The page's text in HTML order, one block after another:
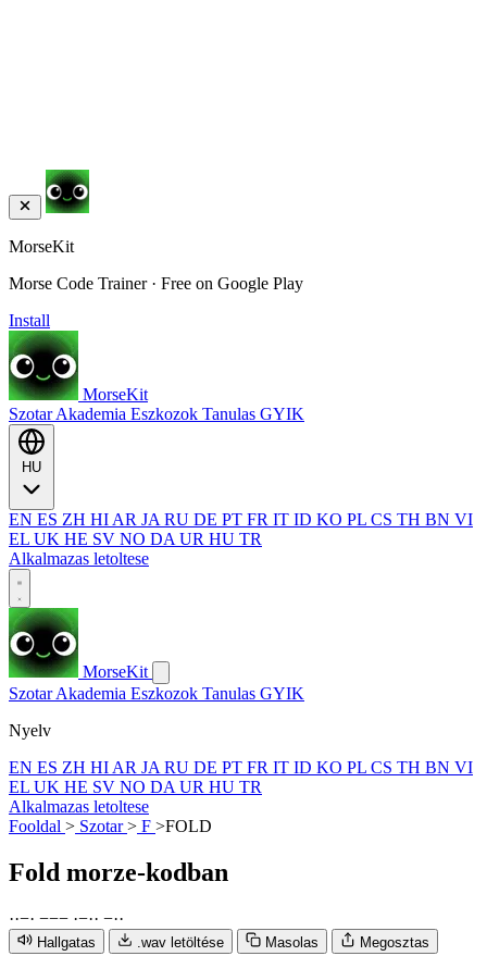
MorseKit
Morse Code Trainer · Free on Google Play
Install
MorseKit
SzotarAkademia Eszkozok Tanulas GYIK
EN ES ZH HI AR JA RU DE PT FR IT ID KO PL CS TH BN VI
EL UK HE SV NO DA UR HU TR
Alkalmazas letoltese
MorseKit
SzotarAkademia Eszkozok Tanulas GYIK
Nyelv
EN ES ZH HI AR JA RU DE PT FR IT ID KO PL CS TH BN VI
EL UK HE SV NO DA UR HU TR
Alkalmazas letoltese
Fooldal > Szotar> F >FOLD
Fold morze-kodban
··−· −−− ·−·· −··
Hallgatas .wav letöltése Masolas Megosztas